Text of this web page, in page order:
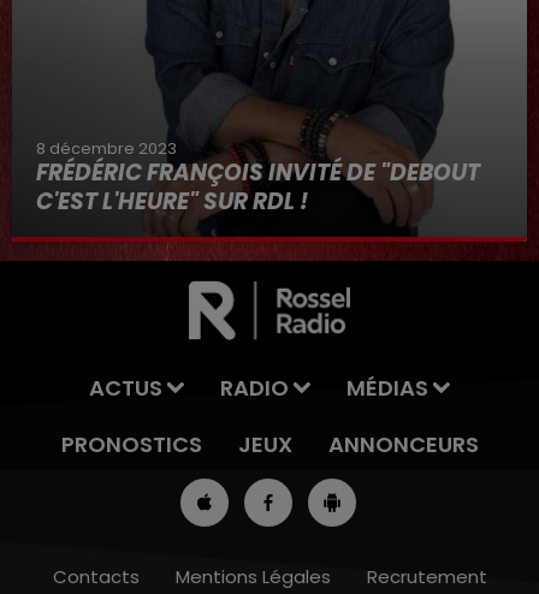
8 décembre 2023
FRÉDÉRIC FRANÇOIS INVITÉ DE "DEBOUT
C'EST L'HEURE" SUR RDL !
8 décembre 2023
ACTUS RADIO
MÉDIAS
PRONOSTICS
JEUX ANNONCEURS
Contacts Mentions Légales Recrutement